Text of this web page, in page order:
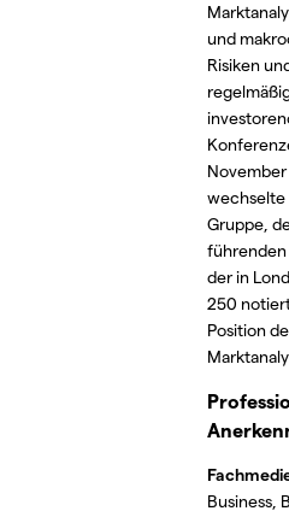
und
Risiken
November
wechselte
Gruppe,
führenden
der in
250
Position
Business,